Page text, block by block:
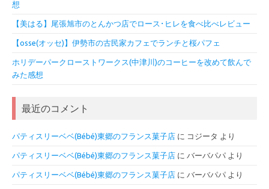
想
【美はる】尾張旭市のとんかつ店でロース･ヒレを食べ比べレビュー
【osse(オッセ)】伊勢市の古民家カフェでランチと桜パフェ
ホリデーパークローストワークス(中津川)のコーヒーを改めて飲んで
みた感想
最近のコメント
パティスリーベベ(Bébé)東郷のフランス菓子店 に コジータ より
パティスリーベベ(Bébé)東郷のフランス菓子店 に バーバパパ より
パティスリーベベ(Bébé)東郷のフランス菓子店 に バーバパパ より